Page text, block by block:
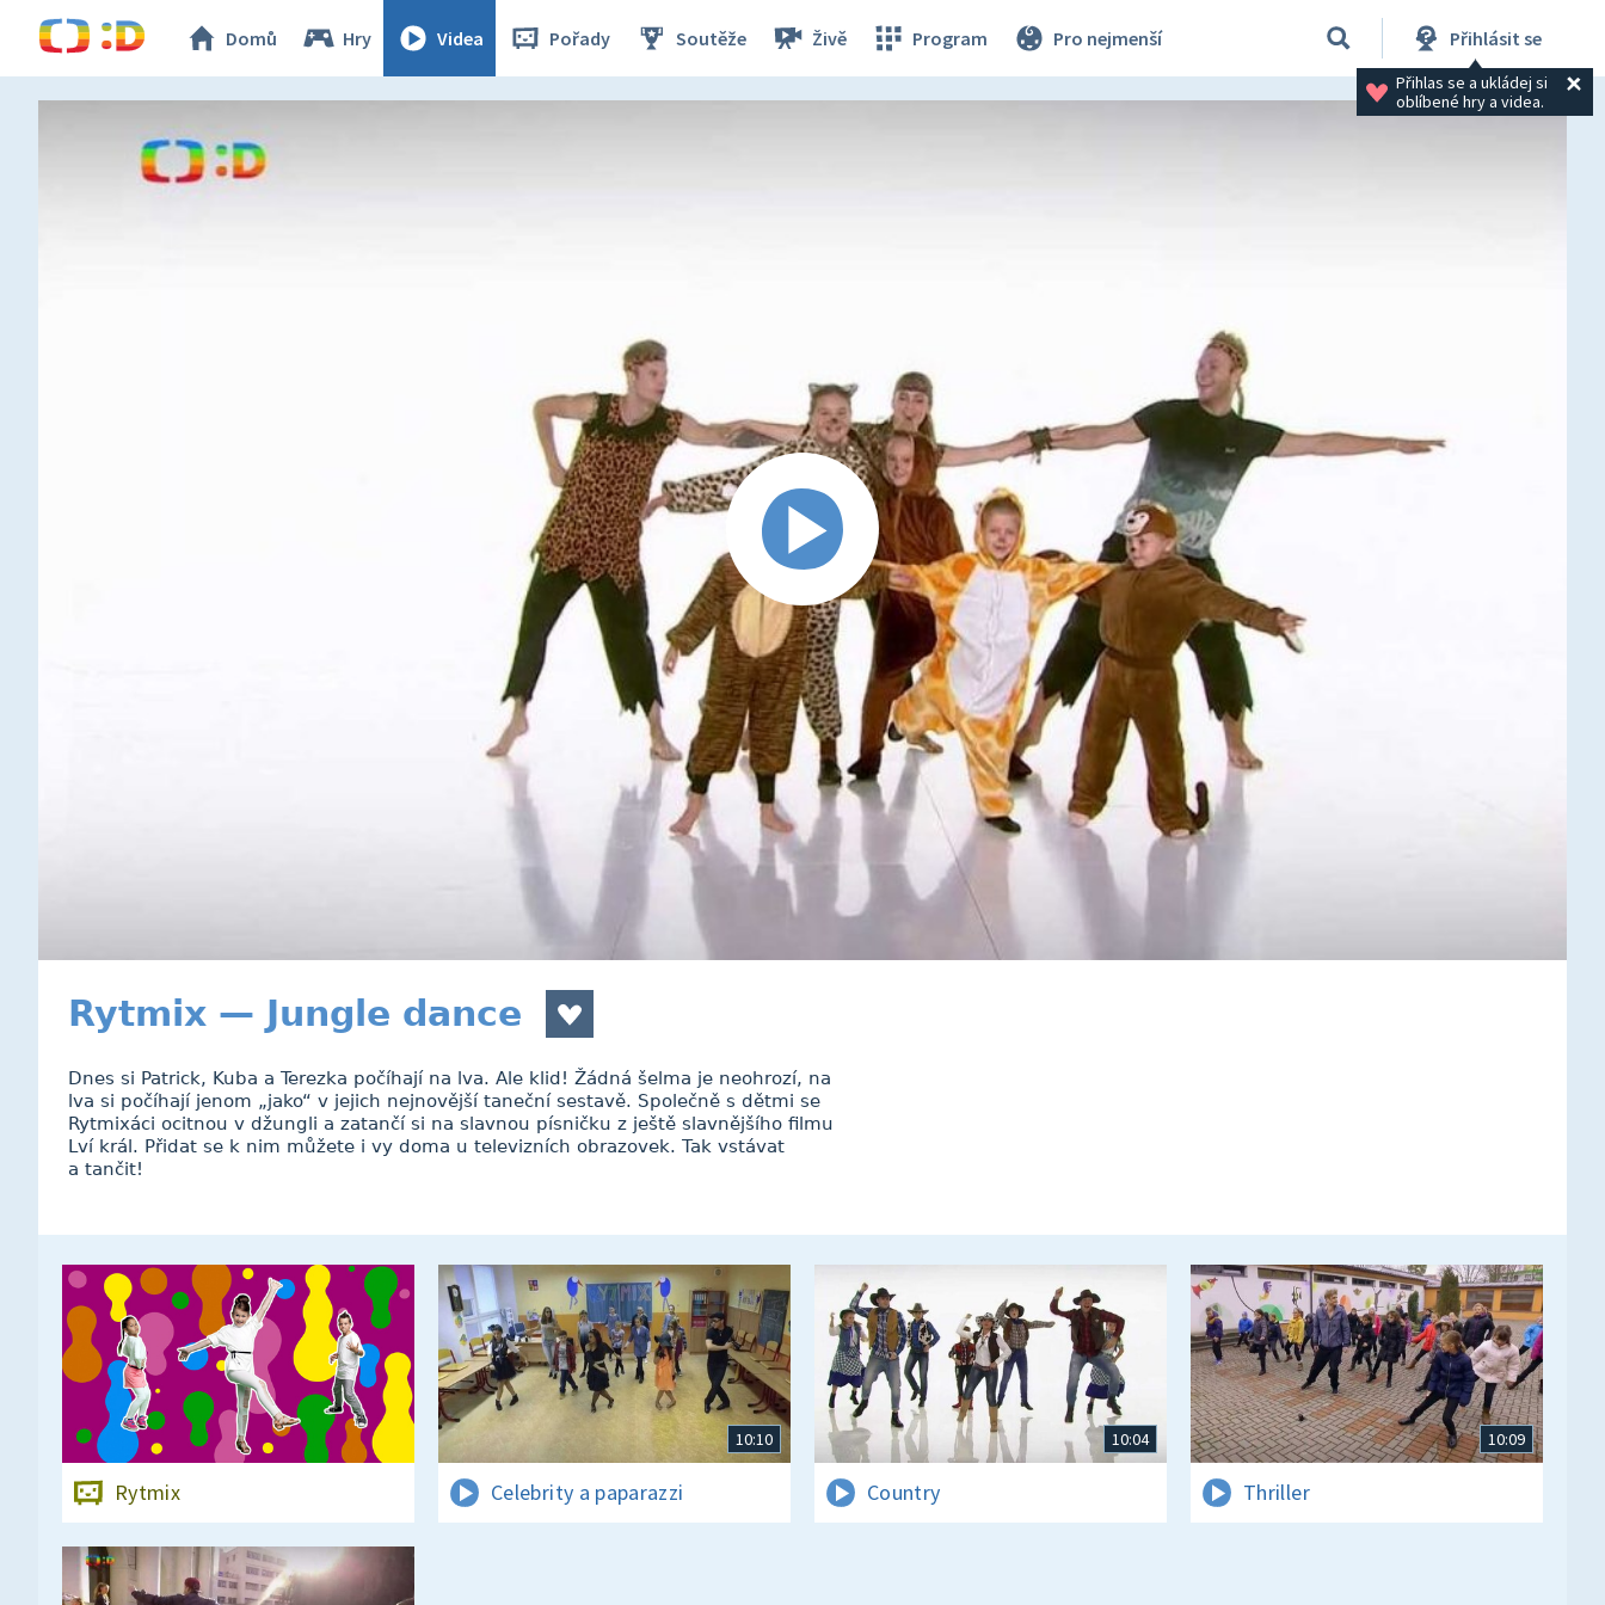
Domů Hry Videa Pořady Soutěže Živě Program Pro nejmenší Přihlásit se
Přihlas se a ukládej si
oblíbené hry a videa.
Rytmix — Jungle dance
Dnes si Patrick, Kuba a Terezka počíhají na lva. Ale klid! Žádná šelma je neohrozí, na
lva si počíhají jenom „jako“ v jejich nejnovější taneční sestavě. Společně s dětmi se
Rytmixáci ocitnou v džungli a zatančí si na slavnou písničku z ještě slavnějšího filmu
Lví král. Přidat se k nim můžete i vy doma u televizních obrazovek. Tak vstávat
a tančit!
Rytmix
10:10
Celebrity a paparazzi
10:04
Country
10:09
Thriller